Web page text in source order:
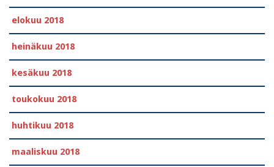
elokuu 2018
heinäkuu 2018
kesäkuu 2018
toukokuu 2018
huhtikuu 2018
maaliskuu 2018